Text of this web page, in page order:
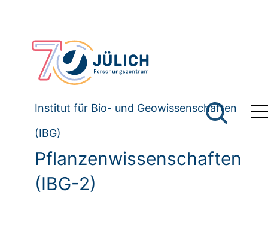
Institut für Bio- und Geowissenschaften
(IBG)
Pflanzenwissenschaften
(IBG-2)